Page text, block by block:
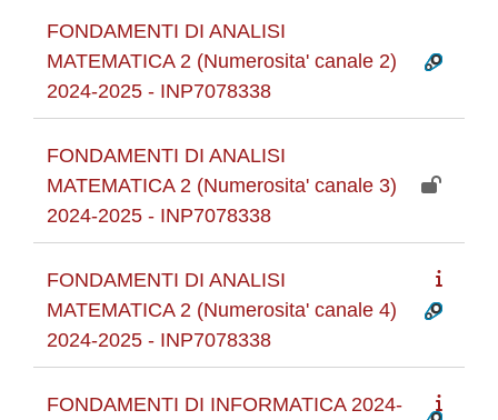
FONDAMENTI DI ANALISI
MATEMATICA 2 (Numerosita' canale 2)
2024-2025 - INP7078338
FONDAMENTI DI ANALISI
MATEMATICA 2 (Numerosita' canale 3)
2024-2025 - INP7078338
FONDAMENTI DI ANALISI
MATEMATICA 2 (Numerosita' canale 4)
2024-2025 - INP7078338
FONDAMENTI DI INFORMATICA 2024-